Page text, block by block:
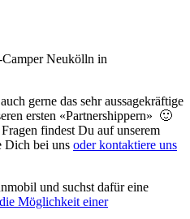
Neukölln in
gerne das sehr aussagekräftige
ersten «Partnershippern» 🙂
findest Du auf unserem
Dich bei uns oder kontaktiere uns
und suchst dafür eine
Möglichkeit einer